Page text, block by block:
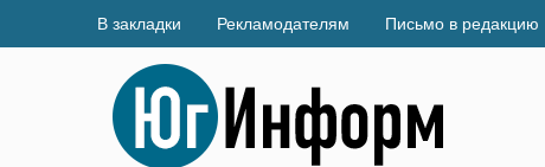
В закладки Рекламодателям Письмо в редакцию